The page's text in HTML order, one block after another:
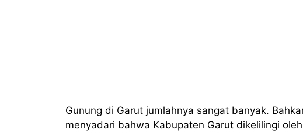
Gunung di Garut jumlahnya sangat banyak.
menyadari bahwa Kabupaten Garut dikelilingi